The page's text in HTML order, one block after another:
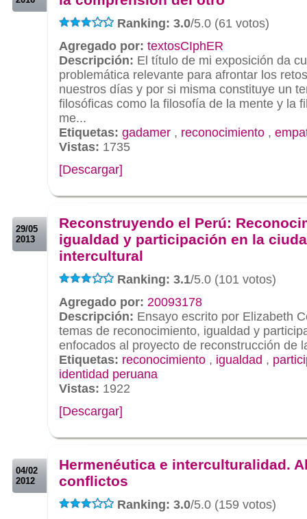
Ranking: 3.0/5.0 (61 votos)
Agregado por: textosCIphER
Descripción: El título de mi exposición da
problemática relevante para afrontar los
nuestros días y por si misma constituye un
filosóficas como la filosofía de la mente y la
me...
Etiquetas: gadamer , reconocimiento ,
Vistas: 1735
[Descargar]
29/05
2013
Reconstruyendo el Perú:
igualdad y participación en la
intercultural
Ranking: 3.1/5.0 (101 votos)
Agregado por: 20093178
Descripción: Ensayo escrito por Elizabeth
temas de reconocimiento, igualdad y
enfocados al proyecto de reconstrucción de
Etiquetas: reconocimiento , igualdad ,
identidad peruana
Vistas: 1922
[Descargar]
04/02
2012
Hermenéutica e interculturalidad.
conflictos
Ranking: 3.0/5.0 (159 votos)